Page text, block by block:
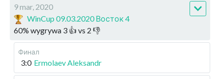
9 mar, 2020
WinCup 09.03.2020 Восток 4
60% wygrywa 3 👍 vs 2 👎
Финал
3:0 Ermolaev Aleksandr